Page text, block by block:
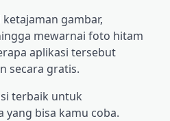
gambar,
mewarnai foto hitam
aplikasi tersebut
secara gratis.
terbaik untuk
bisa kamu coba.